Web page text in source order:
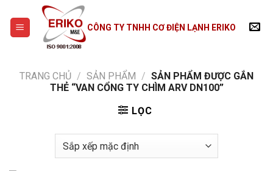
content
CÔNG TY TNHH CƠ ĐIỆN LẠNH ERIKO
TRANG CHỦ / SẢN PHẨM / SẢN PHẨM ĐƯỢC GẮN
THẺ “VAN CỔNG TY CHÌM ARV DN100”
LỌC